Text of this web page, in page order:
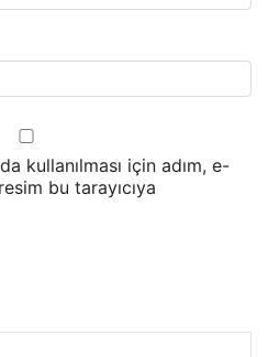
kullanılması için adım, e-
bu tarayıcıya